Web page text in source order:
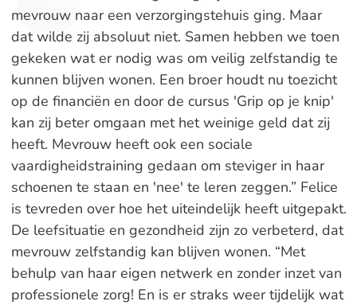
mevrouw naar een verzorgingstehuis ging. Maar
dat wilde zij absoluut niet. Samen hebben we toen
gekeken wat er nodig was om veilig zelfstandig te
kunnen blijven wonen. Een broer houdt nu toezicht
op de financiën en door de cursus 'Grip op je knip'
kan zij beter omgaan met het weinige geld dat zij
heeft. Mevrouw heeft ook een sociale
vaardigheidstraining gedaan om steviger in haar
schoenen te staan en 'nee' te leren zeggen.” Felice
is tevreden over hoe het uiteindelijk heeft uitgepakt.
De leefsituatie en gezondheid zijn zo verbeterd, dat
mevrouw zelfstandig kan blijven wonen. “Met
behulp van haar eigen netwerk en zonder inzet van
professionele zorg! En is er straks weer tijdelijk wat